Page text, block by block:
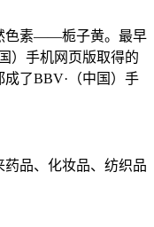
色素——栀子黄。最早
）手机网页版取得的
了BBV·（中国）手
品、化妆品、纺织品